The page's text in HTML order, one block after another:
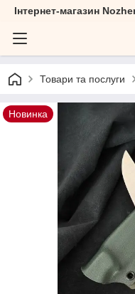
Інтернет-магазин
Товари та послуги
Новинка